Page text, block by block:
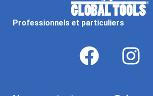
Professionnels et particuliers